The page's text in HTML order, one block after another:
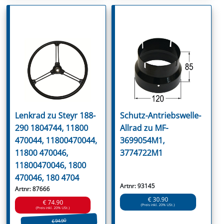
Lenkrad zu Steyr 188-
290 1804744, 11800
470044, 11800470044,
11800 470046,
11800470046, 1800
470046, 180 4704
Artnr: 87666
€ 74.90
(Preis inkl. 20% USt.)
€ 94.90
Schutz-Antriebswelle-
Allrad zu MF-
3699054M1,
3774722M1
Artnr: 93145
€ 30.90
(Preis inkl. 20% USt.)